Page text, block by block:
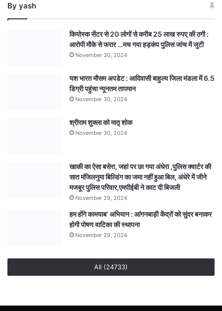
तक
By yash
कियोस्क सेंटर से 20 लोगों से करीब 25 लाख रुपए की ठगी :
आरोपी मौके से फरार …मच गया हड़कंप पुलिस जांच में जुटी
November 30, 2024
यश भारत मौसम अपडेट : आदिवासी बाहुल्य जिला मंडला में 6.5
डिग्री पहुंचा न्यूनतम तापमान
November 30, 2024
श्रीराम शुक्ला को मातृ शोक
November 30, 2024
खाकी का ऐसा बसेरा, जहां पर छा गया अंधेरा ,पुलिस क्वार्टर की
सात मंजिलनुमा बिल्डिंग का जमा नहीं हुआ बिल, अंधेरे में जीने
मजबूर पुलिस परिवार,एमपीईबी ने काट दी बिजली
November 29, 2024
हम होंगे कामयाब’ अभियान : आंगनबाड़ी केंद्रों को सुंदर बनाकर
होगी पोषण वाटिका की स्थापना
November 29, 2024
All (24733)